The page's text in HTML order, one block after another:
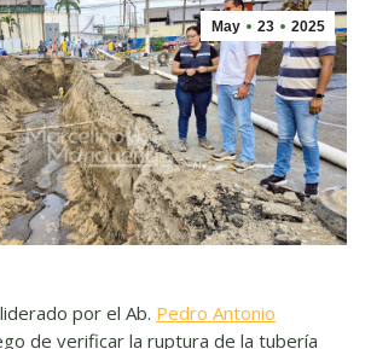
May 23 2025
por el Ab. Pedro Antonio
de verificar la ruptura de la tubería